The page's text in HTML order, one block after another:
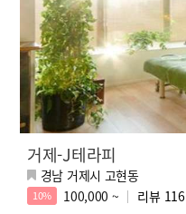
거제-J테라피
경남 거제시 고현동
10% 100,000 ~ 리뷰 116